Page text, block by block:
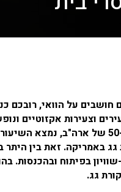
על הוואי, רובכם
וצעירות אקזוטיים
במדינה ה-50 של ארה"ב, נמצא
גג באמריקה. זאת בין
גג.